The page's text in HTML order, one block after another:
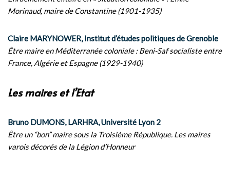
Morinaud, maire de Constantine (1901-1935)
Claire MARYNOWER, Institut d’études politiques de Grenoble
Être maire en Méditerranée coloniale : Beni-Saf socialiste entre
France, Algérie et Espagne (1929-1940)
Les maires et l’Etat
Bruno DUMONS, LARHRA, Université Lyon 2
Être un “bon” maire sous la Troisième République. Les maires
varois décorés de la Légion d’Honneur